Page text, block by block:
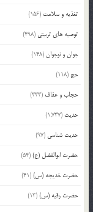
تغذیه و سلامت (156)
توصیه های تربیتی (498)
جوان و نوجوان(148)
حج (118)
حجاب و عفاف (333)
حدیث (1,737)
حدیث شناسی (97)
حضرت ابوالفضل (ع)(54)
حضرت خدیجه (س)(41)
حضرت رقیه (س)(13)